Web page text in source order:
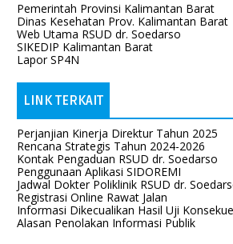
Pemerintah Provinsi Kalimantan Barat
Dinas Kesehatan Prov. Kalimantan Barat
Web Utama RSUD dr. Soedarso
SIKEDIP Kalimantan Barat
Lapor SP4N
LINK TERKAIT
Perjanjian Kinerja Direktur Tahun 2025
Rencana Strategis Tahun 2024-2026
Kontak Pengaduan RSUD dr. Soedarso
Penggunaan Aplikasi SIDOREMI
Jadwal Dokter Poliklinik RSUD dr.
Registrasi Online Rawat Jalan
Informasi Dikecualikan Hasil Uji
Alasan Penolakan Informasi Publik